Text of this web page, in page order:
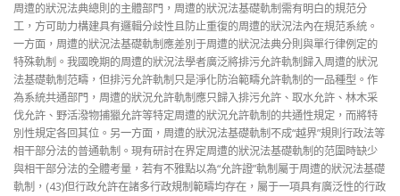
周遭的狀況法典總則的主體部門，周遭的狀況法基礎軌制需有明白的規范分
工，方可助力構建具有邏輯分歧性且防止重復的周遭的狀況法內在規范系統。
一方面，周遭的狀況法基礎軌制應差別于周遭的狀況法典分則與單行律例定的
特殊軌制。我國晚期的周遭的狀況法學者廣泛將排污允許軌制歸入周遭的狀況
法基礎軌制范疇，但排污允許軌制只是淨化防治範疇允許軌制的一品種型。作
為系統共通部門，周遭的狀況允許軌制應只歸入排污允許、取水允許、林木采
伐允許、野活潑物捕獵允許等特定周遭的狀況允許軌制的共通性規定，而將特
別性規定各回其位。另一方面，周遭的狀況法基礎軌制不成“越界”規則行政法等
相干部分法的普通軌制。現有研討在界定周遭的狀況法基礎軌制的范圍時缺少
與相干部分法的全體考量，若有不雅點以為“允許證”軌制屬于周遭的狀況法基礎
軌制，(43)但行政允許在諸多行政規制範疇均存在，屬于一項具有廣泛性的行政